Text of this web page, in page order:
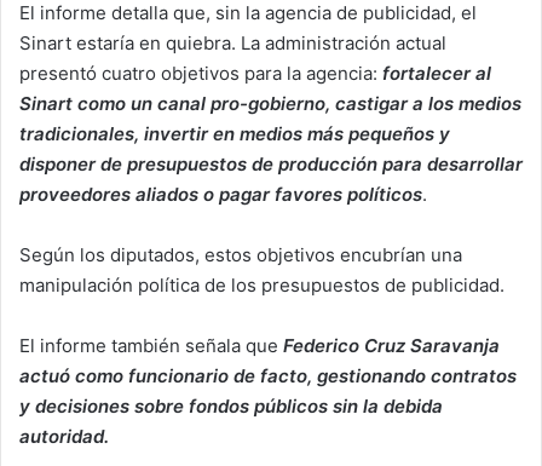
El informe detalla que, sin la agencia de publicidad, el
Sinart estaría en quiebra. La administración actual
presentó cuatro objetivos para la agencia: fortalecer al
Sinart como un canal pro-gobierno, castigar a los medios
tradicionales, invertir en medios más pequeños y
disponer de presupuestos de producción para desarrollar
proveedores aliados o pagar favores políticos.
Según los diputados, estos objetivos encubrían una
manipulación política de los presupuestos de publicidad.
El informe también señala que Federico Cruz Saravanja
actuó como funcionario de facto, gestionando contratos
y decisiones sobre fondos públicos sin la debida
autoridad.